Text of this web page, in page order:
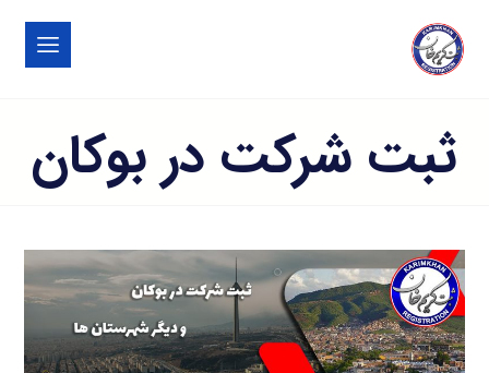
ثبت شرکت در بوكان